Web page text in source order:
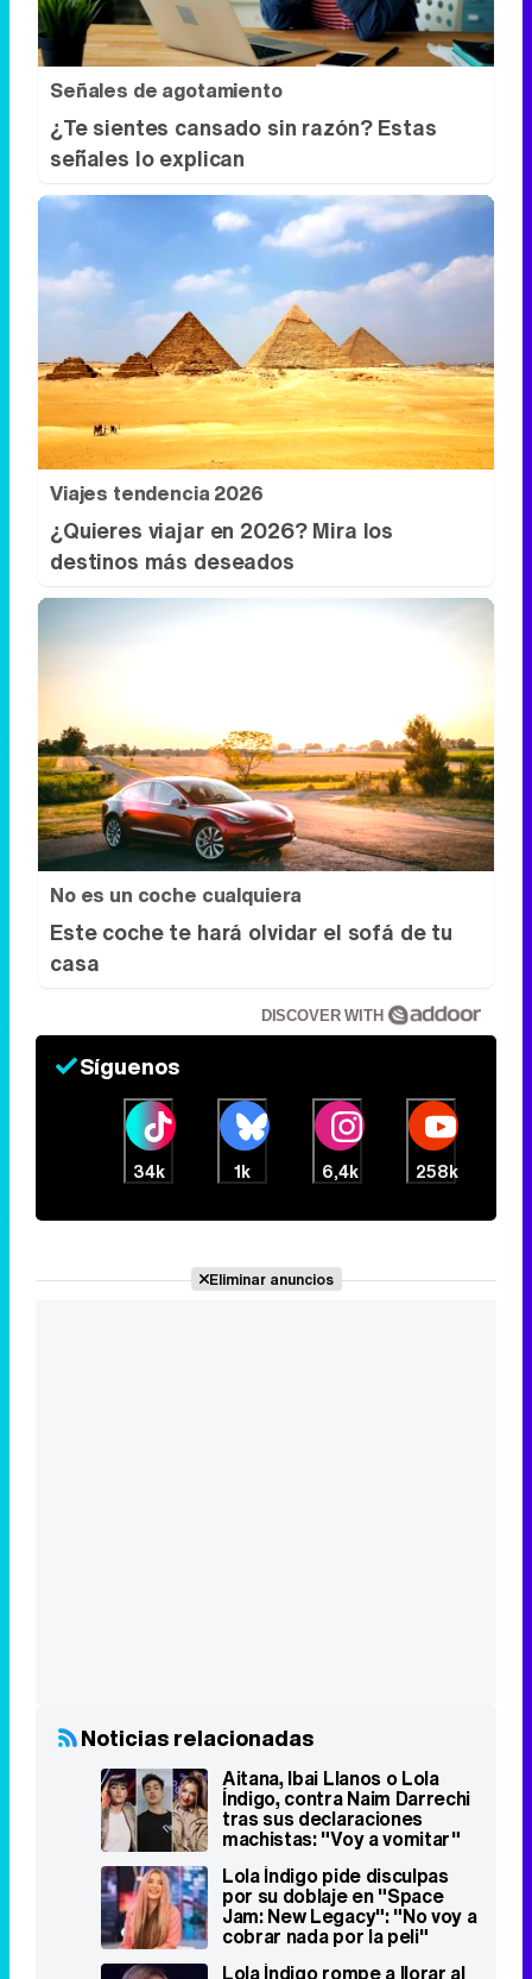
Señales de agotamiento
¿Te sientes cansado sin razón? Estas
señales lo explican
Viajes tendencia 2026
¿Quieres viajar en 2026? Mira los
destinos más deseados
No es un coche cualquiera
Este coche te hará olvidar el sofá de tu
casa
DISCOVER WITH
Síguenos
34k 1k 6,4k 258k
Eliminar anuncios
Noticias relacionadas
Aitana, Ibai Llanos o Lola
Índigo, contra Naim Darrechi
tras sus declaraciones
machistas: "Voy a vomitar"
Lola Índigo pide disculpas
por su doblaje en "Space
Jam: New Legacy": "No voy a
cobrar nada por la peli"